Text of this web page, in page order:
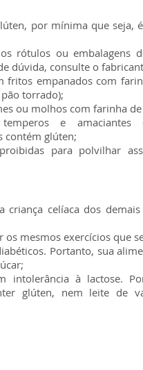
por mínima que seja,
rótulos ou embalagens
dúvida, consulte o
fritos empanados com
torrado);
ou molhos com farinha
e amaciantes
contém glúten;
para polvilhar
criança celíaca dos
os mesmos exercícios que
Portanto, sua
intolerância à lactose.
glúten, nem leite de